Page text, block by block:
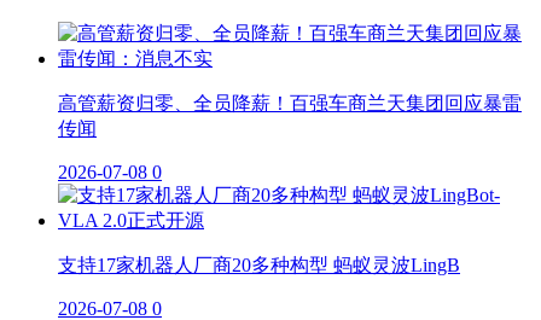
高管薪资归零、全员降薪！百强车商兰天集团回应暴雷
传闻
2026-07-08 0
支持17家机器人厂商20多种构型 蚂蚁灵波LingB
2026-07-08 0